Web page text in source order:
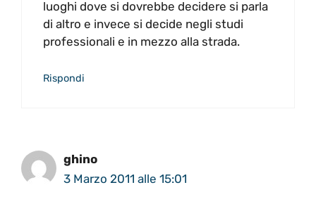
luoghi dove si dovrebbe decidere si parla
di altro e invece si decide negli studi
professionali e in mezzo alla strada.
Rispondi
ghino
3 Marzo 2011 alle 15:01